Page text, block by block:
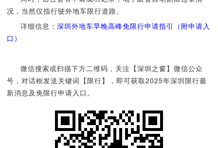
况，当然仅指行驶外地车限行道路。
详细信息： 深圳外地车早晚高峰免限行申请指引（附申请入
口）
微信搜索或扫描下方二维码，关注【深圳之窗】微信公众
号，对话框发送关键词【限行】，即可获取2025年深圳限行最
新消息及免限行申请入口。